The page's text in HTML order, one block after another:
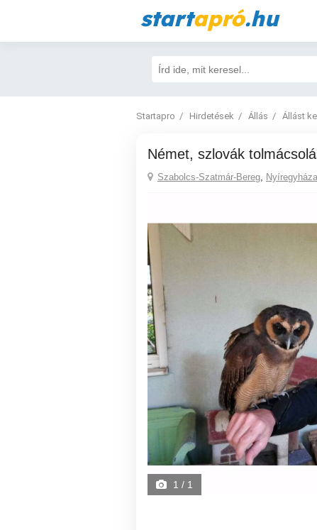
startapró.hu
Startapro Hirdetések Állás Állást
Német, szlovák
Szabolcs-Szatmár-Bereg, Nyíregyháza
1 / 1